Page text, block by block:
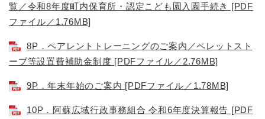
覧／令和8年度町内保育所・認定こども園入園手続き [PDF
ファイル／1.76MB]
8P．ペアレントトレーニングのご案内／ペレットスト
ーブ等設置費補助金制度 [PDFファイル／2.76MB]
9P．年末年始のご案内 [PDFファイル／1.78MB]
10P．阿蘇広域行政事務組合 令和6年度決算報告 [PDF